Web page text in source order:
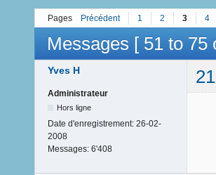
Pages Précédent 1 2 3 4
Messages [ 51 to 75
Yves H
Administrateur
Hors ligne
Date d'enregistrement: 26-02-
2008
Messages: 6'408